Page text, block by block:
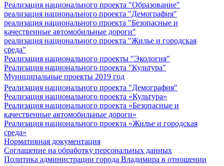
Реализация национального проекта "Образование"
реализация национального проекта "Демография"
реализация национального проекта "Безопасные и
качественные автомобильные дороги"
реализация национального проекта "Жилье и городская
среда"
Реализация национального проекты "Экология"
Реализация национального проекта "Культура"
Муниципальные проекты 2019 год
Реализация национального проекта "Демография"
Реализация национального проекта «Культура»
Реализация национального проекта «Безопасные и
качественные автомобильные дороги»
Реализация национального проекта «Жилье и городская
среда»
Нормативная документация
Соглашение на обработку персональных данных
Политика администрации города Владимира в отношении